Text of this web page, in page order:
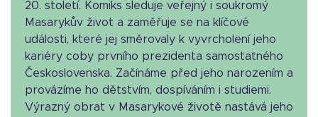
20. století. Komiks sleduje veřejný i soukromý
Masarykův život a zaměřuje se na klíčové
události, které jej směrovaly k vyvrcholení jeho
kariéry coby prvního prezidenta samostatného
Československa. Začínáme před jeho narozením a
provázíme ho dětstvím, dospíváním i studiemi.
Výrazný obrat v Masarykové životě nastává jeho